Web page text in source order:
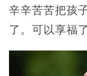
辛辛苦苦把孩
了。可以享福